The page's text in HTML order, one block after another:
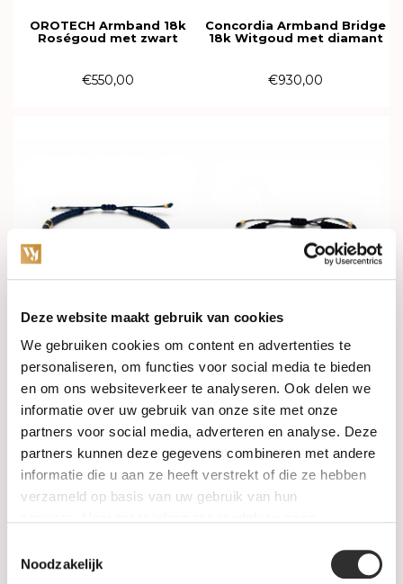
Deze website maakt gebruik van cookies
We gebruiken cookies om content en advertenties te
personaliseren, om functies voor social media te bieden
en om ons websiteverkeer te analyseren. Ook delen we
informatie over uw gebruik van onze site met onze
partners voor social media, adverteren en analyse. Deze
partners kunnen deze gegevens combineren met andere
informatie die u aan ze heeft verstrekt of die ze hebben
verzameld op basis van uw gebruik van hun
Noodzakelijk
OROTECH Armband 18k
Roségoud met zwart
€550,00
Concordia Armband Bridge
18k Witgoud met diamant
€930,00
18k Geelgoud AC24/1MAL-
2OV-S-14-M/L-G
€580,00
Heritage 18k Roségoud met
diamant AC18/1A-DP-S-15-
S/M-R
€1.195,00